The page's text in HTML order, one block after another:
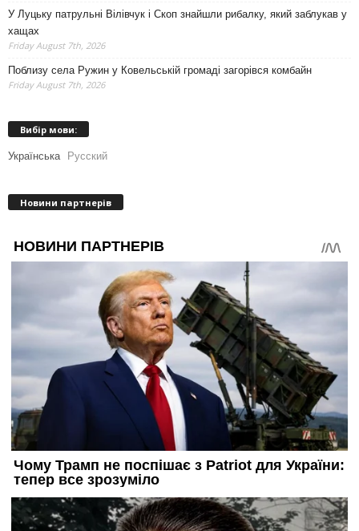
У Луцьку патрульні Вілівчук і Скоп знайшли рибалку, який заблукав у
хащах
Friday August 7th, 2026
Поблизу села Ружин у Ковельській громаді загорівся комбайн
Friday August 7th, 2026
Вибір мови:
Українська Русский
Новини партнерів